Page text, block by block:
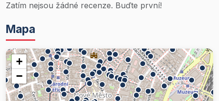
Zatím nejsou žádné recenze. Buďte první!
Mapa
+
−